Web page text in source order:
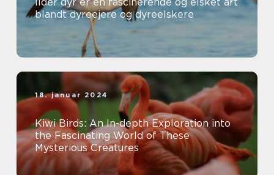
Ilder dyr er en fascinerende og elsket art
blandt dyreejere og dyreelskere
18. januar 2024
Kiwi Birds: An In-depth Exploration into
the Fascinating World of These
Mysterious Creatures